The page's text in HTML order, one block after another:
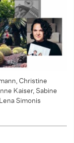
Christine
Kaiser, Sabine
Simonis